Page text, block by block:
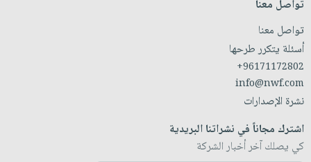
تواصل معنا
تواصل معنا
أسئلة يتكرر طرحها
+96171172802
info@nwf.com
نشرة الإصدارات
اشترك مجاناً في نشراتنا البريدية
كي يصلك آخر أخبار الشركة